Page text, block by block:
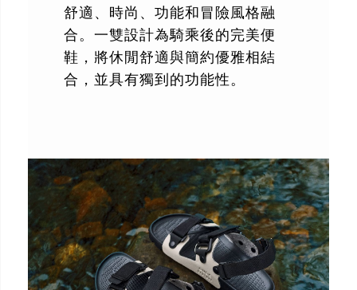
舒適、時尚、功能和冒險風格融
合。一雙設計為騎乘後的完美便
鞋，將休閒舒適與簡約優雅相結
合，並具有獨到的功能性。